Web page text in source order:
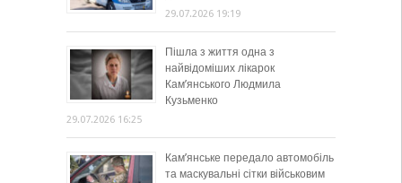
29.07.2026 19:19
Пішла з життя одна з
найвідоміших лікарок
Кам’янського Людмила
Кузьменко
29.07.2026 16:25
Кам’янське передало автомобіль
та маскувальні сітки військовим